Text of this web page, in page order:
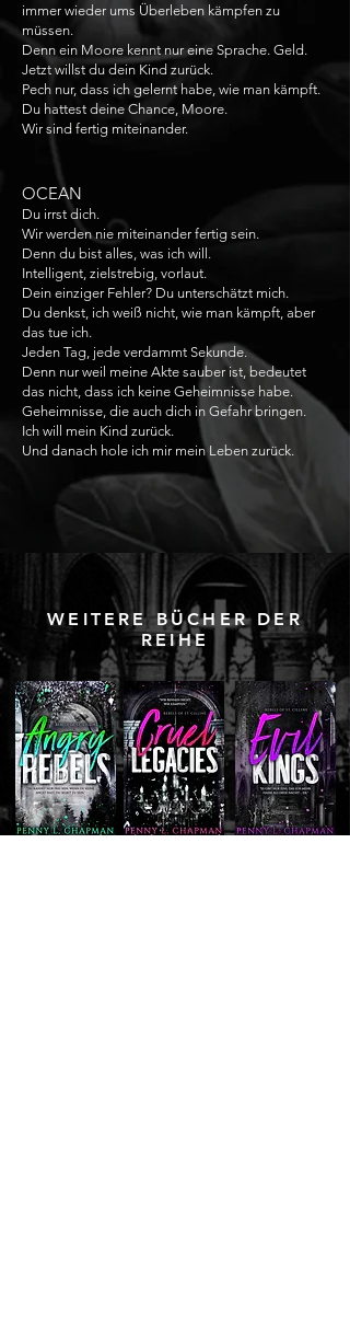
immer wieder ums Überleben kämpfen zu
müssen.
Denn ein Moore kennt nur eine Sprache. Geld.
Jetzt willst du dein Kind zurück.
Pech nur, dass ich gelernt habe, wie man kämpft.
Du hattest deine Chance, Moore.
Wir sind fertig miteinander.
OCEAN
Du irrst dich.
Wir werden nie miteinander fertig sein.
Denn du bist alles, was ich will.
Intelligent, zielstrebig, vorlaut.
Dein einziger Fehler? Du unterschätzt mich.
Du denkst, ich weiß nicht, wie man kämpft, aber
das tue ich.
Jeden Tag, jede verdammt Sekunde.
Denn nur weil meine Akte sauber ist, bedeutet
das nicht, dass ich keine Geheimnisse habe.
Geheimnisse, die auch dich in Gefahr bringen.
Ich will mein Kind zurück.
Und danach hole ich mir mein Leben zurück.
WEITERE BÜCHER DER
REIHE